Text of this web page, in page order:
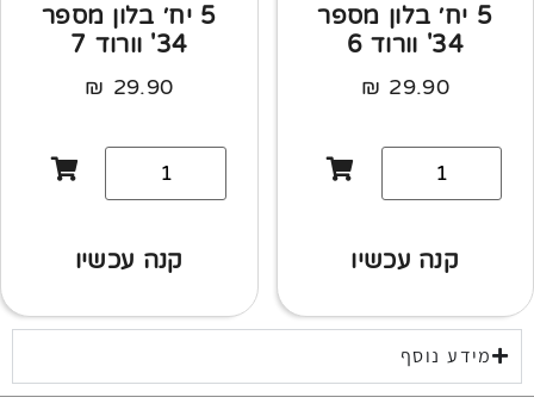
5 יח׳ בלון מספר
34' וורוד 6
29.90
₪
קנה עכשיו
5 יח׳ בלון מספר
34' וורוד 7
29.90
₪
קנה עכשיו
מידע נוסף